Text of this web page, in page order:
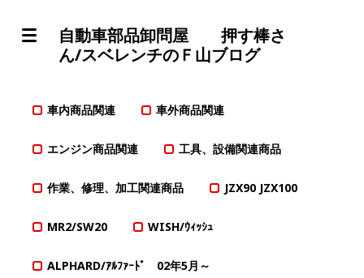
自動車部品卸問屋 押す棒さ
ん/スベレンチのＦ山ブログ
車内商品関連 車外商品関連
エンジン商品関連 工具、設備関連商品
作業、修理、加工関連商品 JZX90 JZX100
MR2/SW20 WISH/ｳｨｯｼｭ
ALPHARD/ｱﾙﾌｧｰﾄﾞ 02年5月～